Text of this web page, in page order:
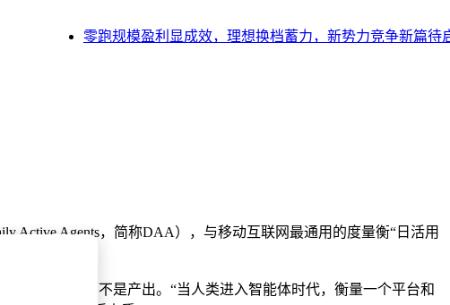
零跑规模盈利显成效，理想换档蓄力，新势力竞争新篇待启
Active Agents，简称DAA），与移动互联网最通用的度量衡“日活用
的是投入，而不是产出。“当人类进入智能体时代，衡量一个平台和